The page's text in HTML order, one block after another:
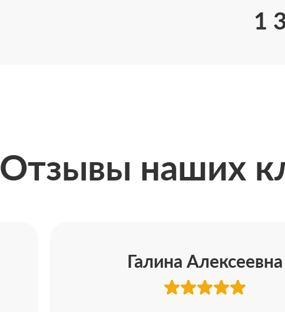
1
Отзывы наших
Галина Алексеевна